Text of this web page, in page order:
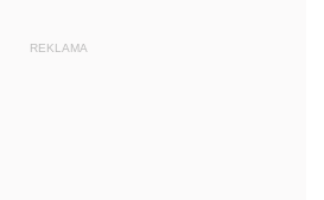
REKLAMA